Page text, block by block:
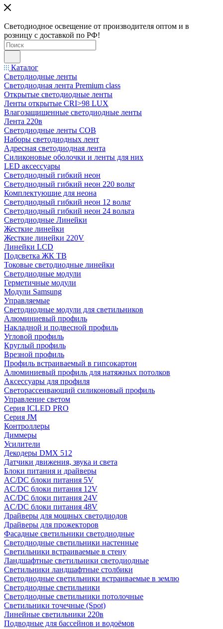
Светодиодное освещение от производителя оптом и в
розницу с доставкой по РФ!
Каталог
Светодиодные ленты
Светодиодная лента Premium class
Открытые светодиодные ленты
Ленты открытые CRI>98 LUX
Влагозащищенные светодиодные ленты
Лента 220в
Светодиодные ленты COB
Наборы светодиодных лент
Адресная светодиодная лента
Силиконовые оболочки и ленты для них
LED аксессуары
Светодиодный гибкий неон
Светодиодный гибкий неон 220 вольт
Комплектующие для неона
Светодиодный гибкий неон 12 вольт
Светодиодный гибкий неон 24 вольта
Светодиодные Линейки
Жесткие линейки
Жесткие линейки 220V
Линейки LCD
Подсветка ЖК ТВ
Токовые светодиодные линейки
Светодиодные модули
Герметичные модули
Модули Samsung
Управляемые
Светодиодные модули для светильников
Алюминиевый профиль
Накладной и подвесной профиль
Угловой профиль
Круглый профиль
Врезной профиль
Профиль встраиваемый в гипсокартон
Алюминиевый профиль для натяжных потолков
Аксессуары для профиля
Светорассеивающий силиконовый профиль
Управление светом
Серия ICLED PRO
Серия JM
Контроллеры
Диммеры
Усилители
Декодеры DMX 512
Датчики движения, звука и света
Блоки питания и драйверы
AC/DC блоки питания 5V
AC/DC блоки питания 12V
AC/DC блоки питания 24V
AC/DC блоки питания 48V
Драйверы для мощных светодиодов
Драйверы для прожекторов
Фасадные светильники светодиодные
Светодиодные светильники настенные
Светильники встраиваемые в стену
Ландшафтные светильники светодиодные
Светильники ландшафтные столбики
Светодиодные светильники встраиваемые в землю
Светодиодные светильники
Светодиодные светильники потолочные
Светильники точечные (Spot)
Линейные светильники 220в
Подводные для бассейнов и водоёмов